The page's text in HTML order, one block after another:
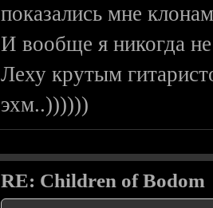
показались мне
И вообще я никогда
Леху крутым
эхм..))))))
RE: Children of Bodom